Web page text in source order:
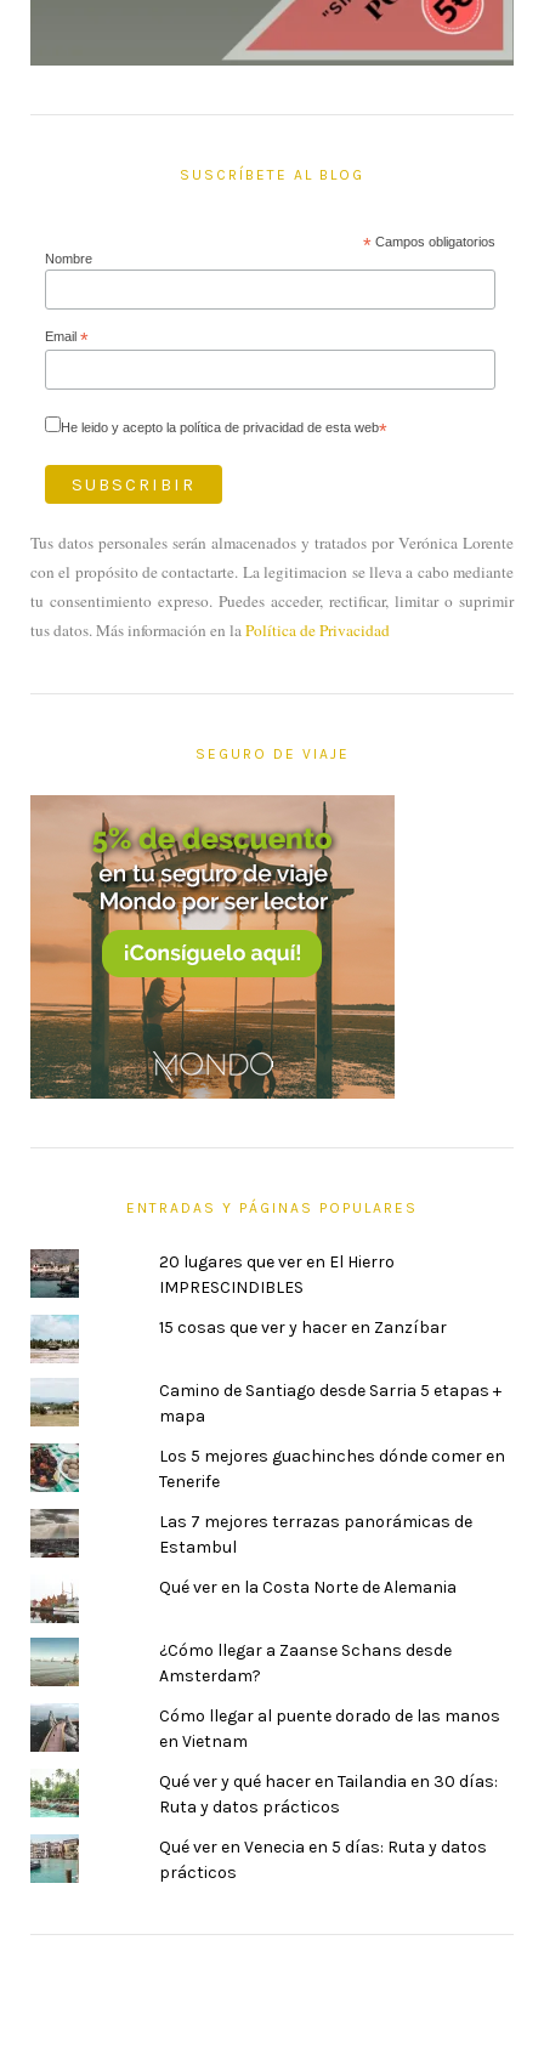
SUSCRÍBETE AL BLOG
*Campos obligatorios
Nombre
Email *
He leido y acepto la política de privacidad de esta web*
Tus datos personales serán almacenados y tratados por Verónica Lorente
con el propósito de contactarte. La legitimacion se lleva a cabo mediante
tu consentimiento expreso. Puedes acceder, rectificar, limitar o suprimir
tus datos. Más información en laPolítica de Privacidad
SEGURO DE VIAJE
ENTRADAS Y PÁGINAS POPULARES
20 lugares que ver en El Hierro
IMPRESCINDIBLES
15 cosas que ver y hacer en Zanzíbar
Camino de Santiago desde Sarria 5 etapas +
mapa
Los 5 mejores guachinches dónde comer en
Tenerife
Las 7 mejores terrazas panorámicas de
Estambul
Qué ver en la Costa Norte de Alemania
¿Cómo llegar a Zaanse Schans desde
Amsterdam?
Cómo llegar al puente dorado de las manos
en Vietnam
Qué ver y qué hacer en Tailandia en 30 días:
Ruta y datos prácticos
Qué ver en Venecia en 5 días: Ruta y datos
prácticos